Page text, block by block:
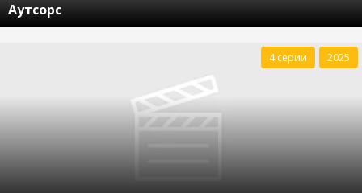
Аутсорс
4 серии 2025